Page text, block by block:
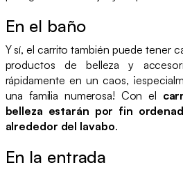
En el baño
Y sí, el carrito también puede tener
productos de belleza y
rápidamente en un caos,
una familia numerosa! Con el
belleza estarán por fin
alrededor del lavabo.
En la entrada